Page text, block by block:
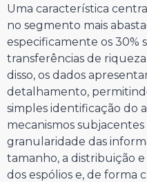
Uma característica
no segmento mais
especificamente os 30%
transferências de
disso, os dados
detalhamento,
simples identificação do
mecanismos
granularidade das
tamanho, a distribuição
dos espólios e, de forma